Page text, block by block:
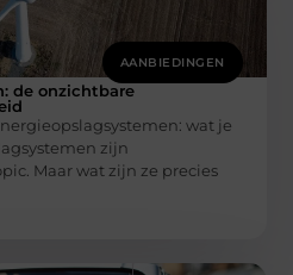
AANBIEDINGEN
de onzichtbare
wat je
zijn
Maar wat zijn ze precies